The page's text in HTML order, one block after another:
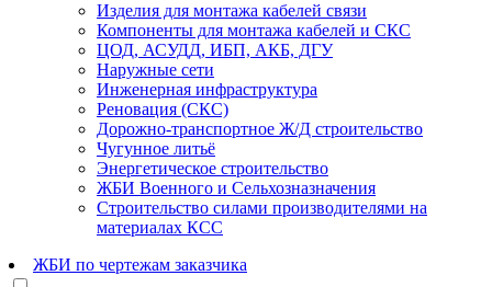
Изделия для монтажа кабелей связи
Компоненты для монтажа кабелей и СКС
ЦОД, АСУДД, ИБП, АКБ, ДГУ
Наружные сети
Инженерная инфраструктура
Реновация (СКС)
Дорожно-транспортное Ж/Д строительство
Чугунное литьё
Энергетическое строительство
ЖБИ Военного и Сельхозназначения
Строительство силами производителями на
материалах КСС
ЖБИ по чертежам заказчика